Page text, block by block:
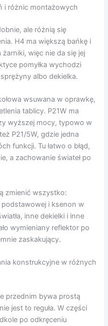
i różnic montażowych
ale różnią się
H4 ma większą bańkę i
więc nie da się jej
pomyłka wychodzi
albo dekielka.
wsuwana w oprawkę,
tablicy. P21W ma
wyższej mocy, typowo w
P21/5W, gdzie jedna
funkcji. Tu łatwo o błąd,
a zachowanie świateł po
zmienić wszystko:
i ksenon w
inne dekielki i inne
wymieniany reflektor po
zaskakujący.
konstrukcyjne w różnych
przednim bywa prostą
jest to reguła. W części
po odkręceniu